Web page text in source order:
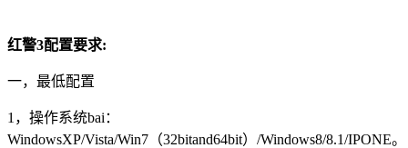
红警3配置要求:
一，最低配置
1，操作系统bai：
WindowsXP/Vista/Win7（32bitand64bit）/Windows8/8.1/IPONE。